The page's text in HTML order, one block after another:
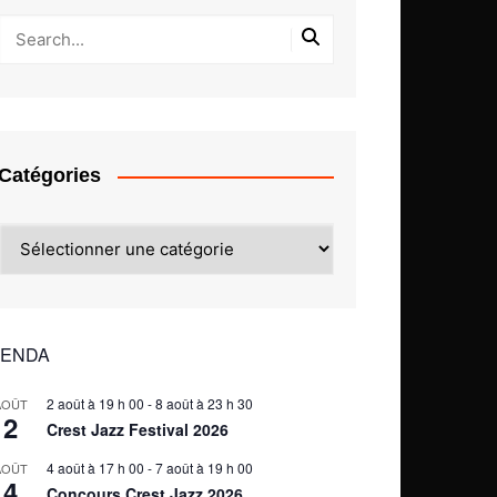
2
2 août à 19 h 00 -8 août à 23 h 30
Crest Jazz Festival 2026
4 août à 17 h 00 -7 août à 19 h 00